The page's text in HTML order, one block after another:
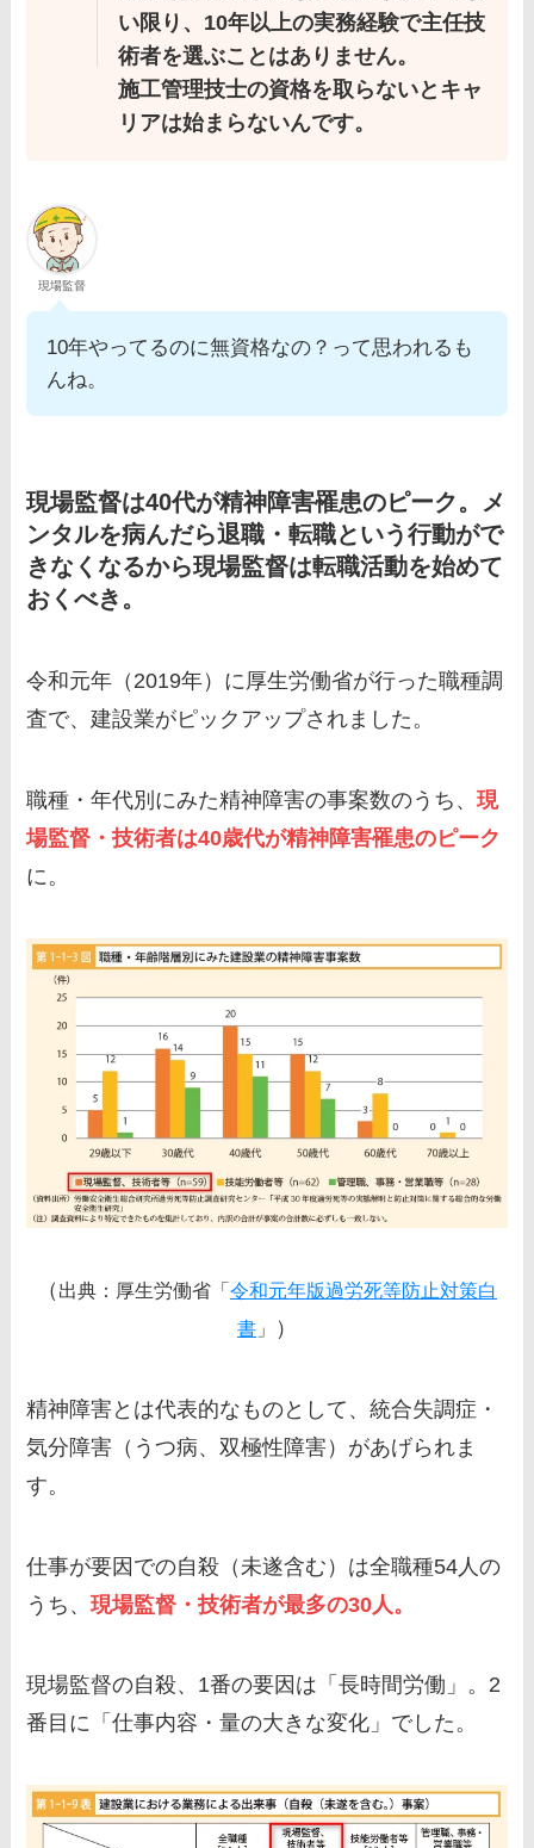
い限り、10年以上の実務経験で主任技
術者を選ぶことはありません。
施工管理技士の資格を取らないとキャ
リアは始まらないんです。
現場監督
10年やってるのに無資格なの？って思われるも
んね。
現場監督は40代が精神障害罹患のピーク。メ
ンタルを病んだら退職・転職という行動がで
きなくなるから現場監督は転職活動を始めて
おくべき。
令和元年（2019年）に厚生労働省が行った職種調
査で、建設業がピックアップされました。
職種・年代別にみた精神障害の事案数のうち、現
場監督・技術者は40歳代が精神障害罹患のピーク
に。
（ 出典：厚生労働省「令和元年版過労死等防止対策白
書 」 ）
精神障害とは代表的なものとして、統合失調症・
気分障害（うつ病、双極性障害）があげられま
す。
仕事が要因での自殺（未遂含む）は全職種54人の
うち、現場監督・技術者が最多の30人。
現場監督の自殺、1番の要因は「長時間労働」。2
番目に「仕事内容・量の大きな変化」でした。